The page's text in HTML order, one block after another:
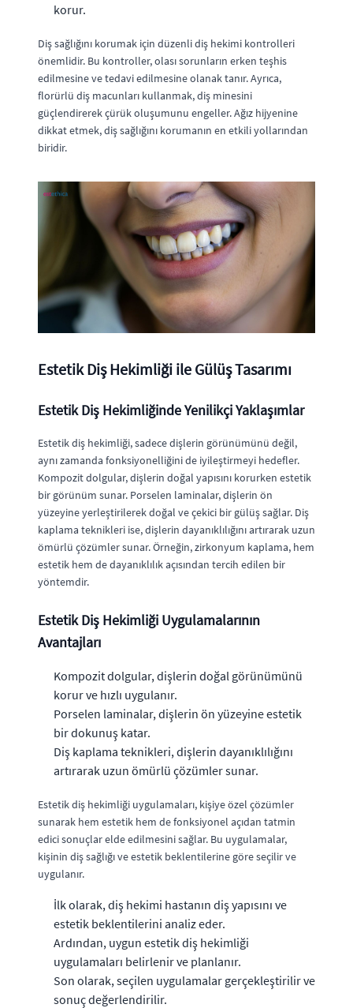
korur.
Diş sağlığını korumak için düzenli diş hekimi kontrolleri
önemlidir. Bu kontroller, olası sorunların erken teşhis
edilmesine ve tedavi edilmesine olanak tanır. Ayrıca,
florürlü diş macunları kullanmak, diş minesini
güçlendirerek çürük oluşumunu engeller. Ağız hijyenine
dikkat etmek, diş sağlığını korumanın en etkili yollarından
biridir.
Estetik Diş Hekimliği ile Gülüş Tasarımı
Estetik Diş Hekimliğinde Yenilikçi Yaklaşımlar
Estetik diş hekimliği, sadece dişlerin görünümünü değil,
aynı zamanda fonksiyonelliğini de iyileştirmeyi hedefler.
Kompozit dolgular, dişlerin doğal yapısını korurken estetik
bir görünüm sunar. Porselen laminalar, dişlerin ön
yüzeyine yerleştirilerek doğal ve çekici bir gülüş sağlar. Diş
kaplama teknikleri ise, dişlerin dayanıklılığını artırarak uzun
ömürlü çözümler sunar. Örneğin, zirkonyum kaplama, hem
estetik hem de dayanıklılık açısından tercih edilen bir
yöntemdir.
Estetik Diş Hekimliği Uygulamalarının
Avantajları
Kompozit dolgular, dişlerin doğal görünümünü
korur ve hızlı uygulanır.
Porselen laminalar, dişlerin ön yüzeyine estetik
bir dokunuş katar.
Diş kaplama teknikleri, dişlerin dayanıklılığını
artırarak uzun ömürlü çözümler sunar.
Estetik diş hekimliği uygulamaları, kişiye özel çözümler
sunarak hem estetik hem de fonksiyonel açıdan tatmin
edici sonuçlar elde edilmesini sağlar. Bu uygulamalar,
kişinin diş sağlığı ve estetik beklentilerine göre seçilir ve
uygulanır.
İlk olarak, diş hekimi hastanın diş yapısını ve
estetik beklentilerini analiz eder.
Ardından, uygun estetik diş hekimliği
uygulamaları belirlenir ve planlanır.
Son olarak, seçilen uygulamalar gerçekleştirilir ve
sonuç değerlendirilir.